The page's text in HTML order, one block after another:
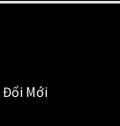
Đổi Mới